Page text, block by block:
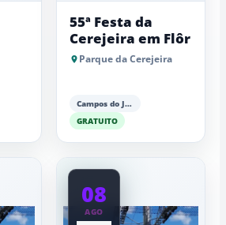
55ª Festa da
Cerejeira em Flôr
Parque da Cerejeira
Campos do Jordão
GRATUITO
08
AGO